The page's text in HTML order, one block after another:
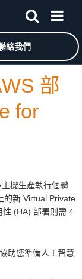
首頁
絡我們
部
for
機生產執行個體
的新 Virtual Private
性 (HA) 部署則需 4
助您準備人工智慧